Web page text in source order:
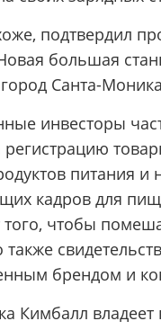
подтвердил
большая
Санта-
инвесторы
регистрацию
питания
кадров для
того, чтобы
также
брендом и
Кимбалл